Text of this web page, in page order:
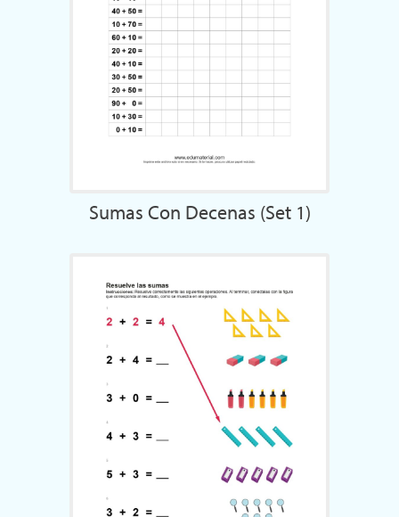
Sumas Con Decenas (Set 1)